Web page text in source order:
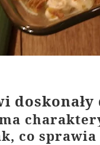
co sprawia